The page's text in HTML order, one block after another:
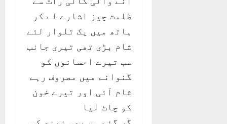
ظلمت چیز اشارے لے کر
ہاتھ میں یک تلوار لئے
شام بڑی تھی تیری جانب
سب تیرے احسانوں کو
گنوانے میں مصروف رہے
شام آئی اور تیرے خون
کو چاٹ لیا